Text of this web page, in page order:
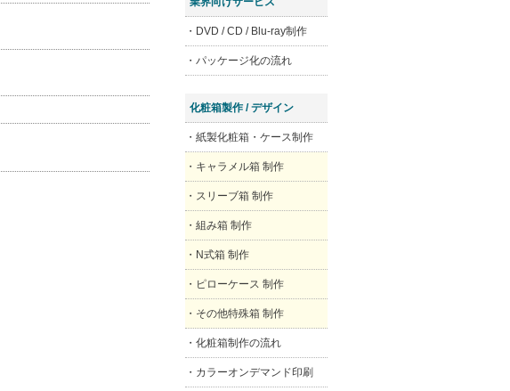
業界向けサービス
・DVD / CD / Blu-ray制作
・パッケージ化の流れ
化粧箱製作 / デザイン
・紙製化粧箱・ケース制作
・キャラメル箱 制作
・スリーブ箱 制作
・組み箱 制作
・N式箱 制作
・ピローケース 制作
・その他特殊箱 制作
・化粧箱制作の流れ
・カラーオンデマンド印刷